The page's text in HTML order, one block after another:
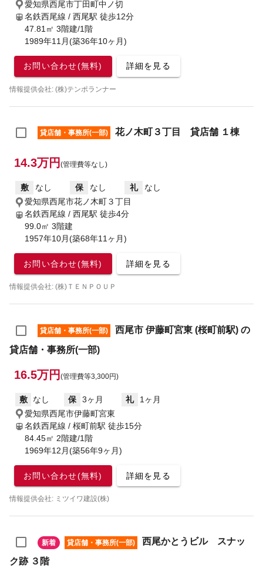
愛知県西尾市丁田町中ノ切
名鉄西尾線 / 西尾駅 徒歩12分
47.81㎡ 3階建/1階
1989年11月(築36年10ヶ月)
お問い合わせ(無料) 詳細を見る
情報提供会社: (株)テンポランナー
貸店舗・事務所(一部) 花ノ木町３丁目 貸店舗 １棟
14.3万円 (管理費等なし)
敷 なし 保 なし 礼
なし
愛知県西尾市花ノ木町３丁目
名鉄西尾線 / 西尾駅 徒歩4分
99.0㎡ 3階建
1957年10月(築68年11ヶ月)
お問い合わせ(無料) 詳細を見る
情報提供会社: (株)ＴＥＮＰＯＵＰ
貸店舗・事務所(一部)
西尾市 伊藤町宮東 (桜町前駅) の
貸店舗・事務所(一部)
16.5万円 (管理費等3,300円)
敷 なし 保 3ヶ月 礼
1ヶ月
愛知県西尾市伊藤町宮東
名鉄西尾線 / 桜町前駅 徒歩15分
84.45㎡ 2階建/1階
1969年12月(築56年9ヶ月)
お問い合わせ(無料) 詳細を見る
情報提供会社: ミツイワ建設(株)
新着 貸店舗・事務所(一部)
西尾かとうビル スナッ
ク跡 ３階